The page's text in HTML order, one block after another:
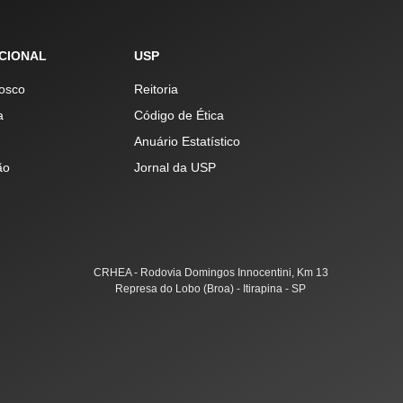
USP
Reitoria
Código de Ética
Anuário Estatístico
Jornal da USP
CRHEA - Rodovia Domingos Innocentini, Km 13
Represa do Lobo (Broa) - Itirapina - SP